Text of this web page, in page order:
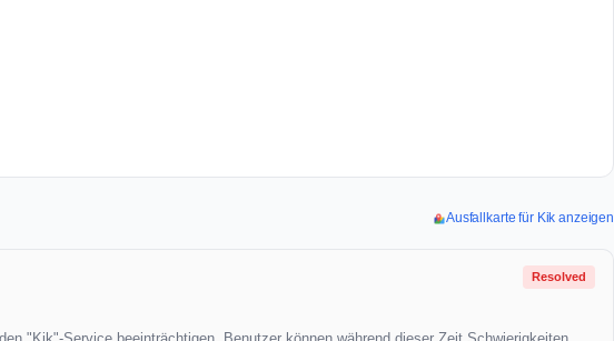
Ausfallkarte für Kik anzeigen
Resolved